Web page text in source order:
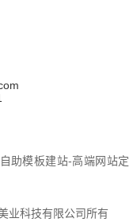
助模板建站-高端网站定
业科技有限公司所有